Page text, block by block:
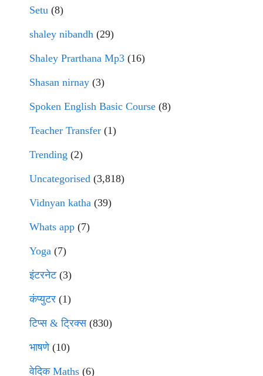
Setu (8)
shaley nibandh (29)
Shaley Prarthana Mp3 (16)
Shasan nirnay (3)
Spoken English Basic Course (8)
Teacher Transfer (1)
Trending (2)
Uncategorised (3,818)
Vidnyan katha (39)
Whats app (7)
Yoga (7)
इंटरनेट(3)
कंप्युटर (1)
टिप्स & ट्रिक्स(830)
भाषणे(10)
वेदिक Maths (6)